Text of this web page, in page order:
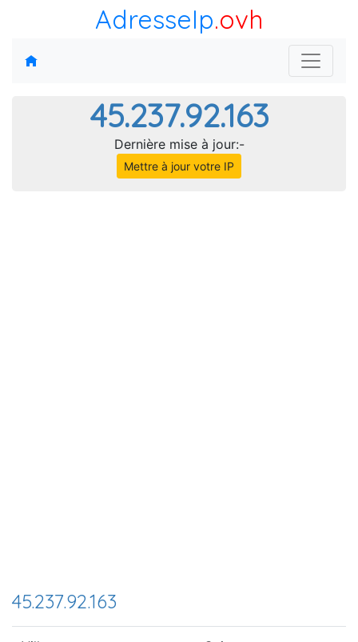
AdresseIp.ovh
45.237.92.163
Dernière mise à jour:-
Mettre à jour votre IP
45.237.92.163